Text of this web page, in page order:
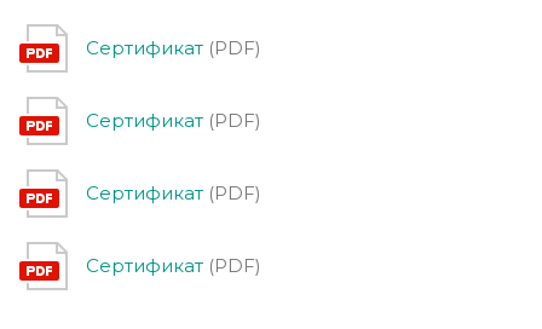
Сертификат (PDF)
Сертификат (PDF)
Сертификат (PDF)
Сертификат (PDF)